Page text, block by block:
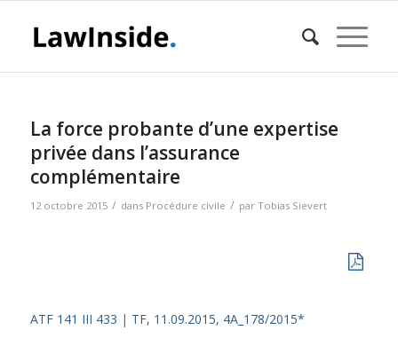
La force probante d’une expertise
privée dans l’assurance
complémentaire
12 octobre 2015 / dans Procédure civile / par Tobias Sievert
ATF 141 III 433 | TF, 11.09.2015, 4A_178/2015*